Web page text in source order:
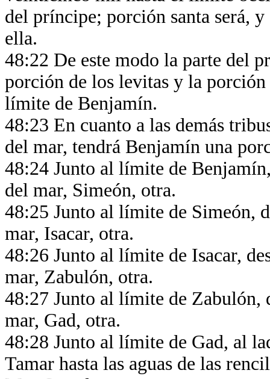
del príncipe; porción santa será,
ella.
48:22 De este modo la parte del
porción de los levitas y la
límite de Benjamín.
48:23 En cuanto a las demás
del mar, tendrá Benjamín una
48:24 Junto al límite de
del mar, Simeón, otra.
48:25 Junto al límite de Simeón,
mar, Isacar, otra.
48:26 Junto al límite de Isacar,
mar, Zabulón, otra.
48:27 Junto al límite de Zabulón,
mar, Gad, otra.
48:28 Junto al límite de Gad, al
Tamar hasta las aguas de las